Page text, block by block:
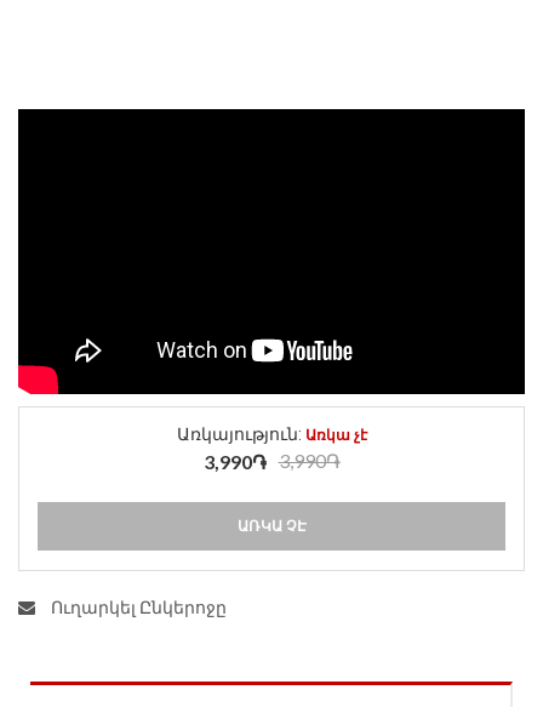
Առկայություն: Առկա չէ
3,990֏ 3,990֏
ԱՌԿԱ ՉԷ
Ուղարկել Ընկերոջը